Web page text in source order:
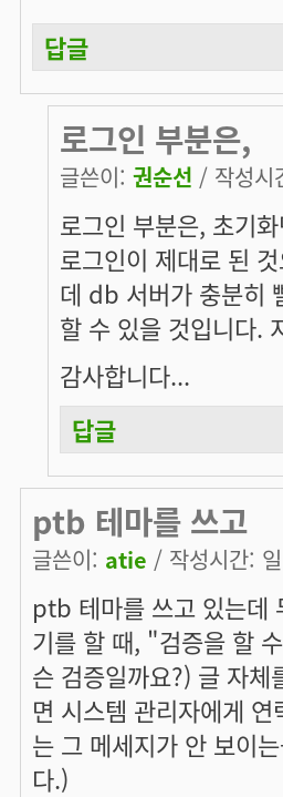
답글
로그인 부분은,
글쓴이: 권순선 / 작성
로그인 부분은, 초기
로그인이 제대로 된
데 db 서버가 충분히
할 수 있을 것입니다.
감사합니다...
답글
ptb 테마를 쓰고
글쓴이: atie / 작성시간:
ptb 테마를 쓰고 있는데
기를 할 때, "검증을 할
슨 검증일까요?) 글 자
면 시스템 관리자에게
는 그 메세지가 안 보이
다.)